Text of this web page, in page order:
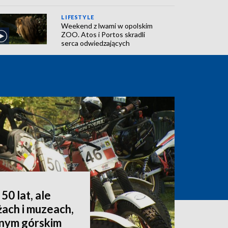
LIFESTYLE
Weekend z lwami w opolskim
ZOO. Atos i Portos skradli
serca odwiedzających
lat, ale
i muzeach,
górskim